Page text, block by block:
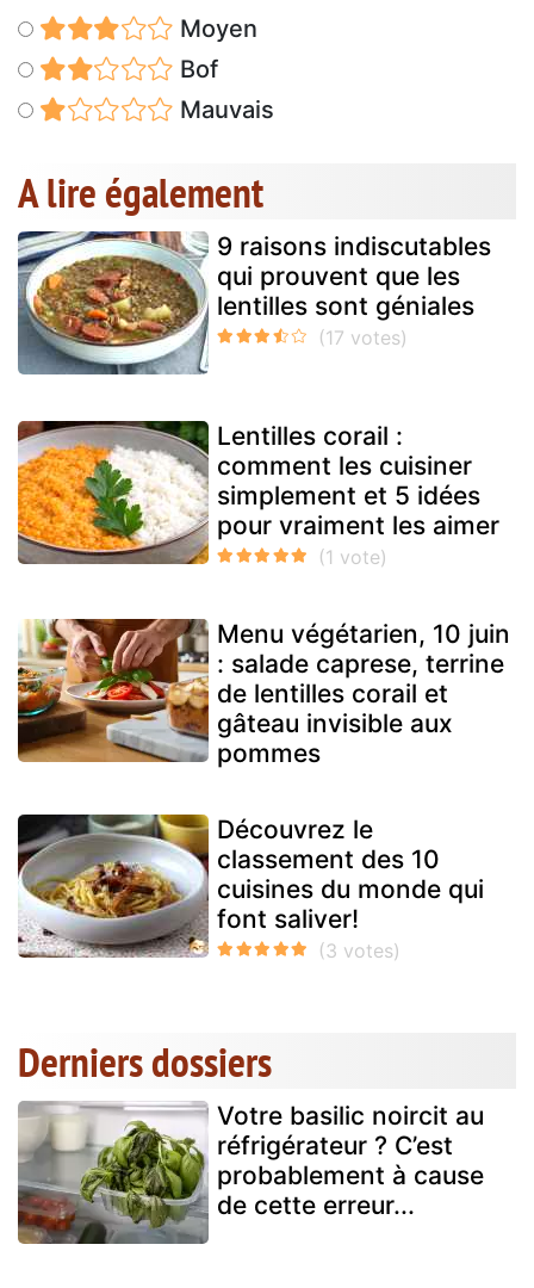
Moyen
Bof
Mauvais
A lire également
9 raisons indiscutables
qui prouvent que les
lentilles sont géniales
Lentilles corail :
comment les cuisiner
simplement et 5 idées
pour vraiment les aimer
Menu végétarien, 10 juin
: salade caprese, terrine
de lentilles corail et
gâteau invisible aux
pommes
Découvrez le
classement des 10
cuisines du monde qui
font saliver!
Derniers dossiers
Votre basilic noircit au
réfrigérateur ? C’est
probablement à cause
de cette erreur...